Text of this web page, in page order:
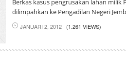
Berkas kasus pengrusakan lahan milik
dilimpahkan ke Pengadilan Negeri
JANUARI 2, 2012 (1.261 VIEWS)